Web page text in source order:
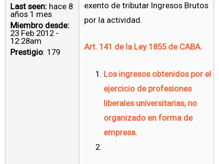
Last seen: hace 8
años 1 mes
Miembro desde:
23 Feb 2012 -
12:28am
Prestigio: 179
exento de tributar Ingresos Brutos
por la actividad.
Art. 141 de la Ley 1855 de CABA.
Los ingresos obtenidos por el
ejercicio de profesiones
liberales universitarias, no
organizado en forma de
empresa.